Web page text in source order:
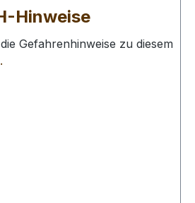
Hinweise
Gefahrenhinweise zu diesem